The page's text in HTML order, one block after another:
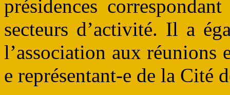
présidences
secteurs d’activité. Il a
l’association aux réunions
e représentant-e de la Cité